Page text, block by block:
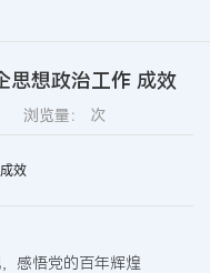
思想政治工作 成效
浏览量： 次
效
感悟党的百年辉煌